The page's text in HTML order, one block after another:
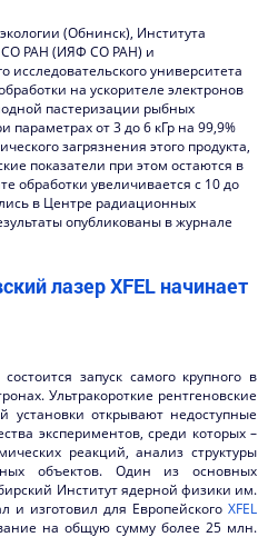
(Обнинск), Института
СО РАН (ИЯФ СО РАН) и
исследовательского университета
на ускорителе электронов
пастеризации рыбных
параметрах от 3 до 6 кГр на 99,9%
загрязнения этого продукта,
показатели при этом остаются в
обработки увеличивается с 10 до
в Центре радиационных
опубликованы в журнале
лазер XFEL начинает
запуск самого крупного в
Ультракороткие рентгеновские
установки открывают недоступные
экспериментов, среди которых –
реакций, анализ структуры
объектов. Один из основных
Институт ядерной физики им.
и изготовил для Европейского XFEL
на общую сумму более 25 млн.